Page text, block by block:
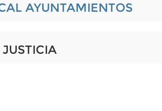
AYUNTAMIENTOS